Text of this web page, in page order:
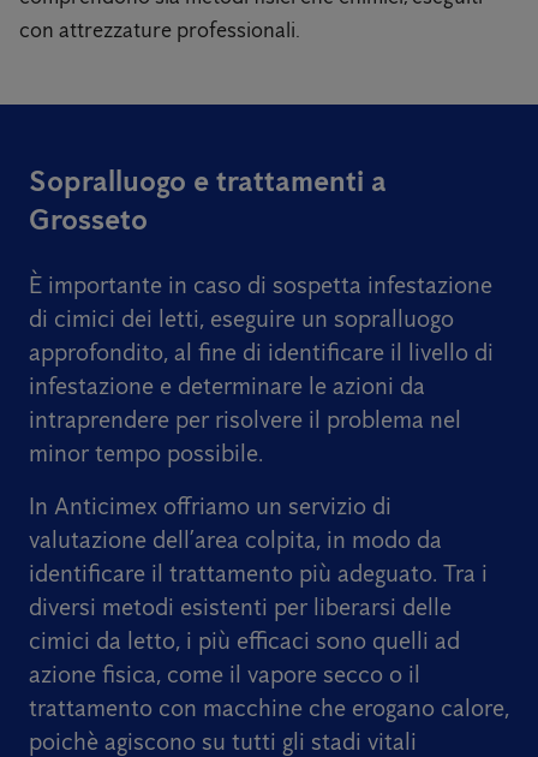
con attrezzature professionali.
Sopralluogo e trattamenti a
Grosseto
È importante in caso di sospetta infestazione
di cimici dei letti, eseguire un sopralluogo
approfondito, al fine di identificare il livello di
infestazione e determinare le azioni da
intraprendere per risolvere il problema nel
minor tempo possibile.
In Anticimex offriamo un servizio di
valutazione dell’area colpita, in modo da
identificare il trattamento più adeguato. Tra i
diversi metodi esistenti per liberarsi delle
cimici da letto, i più efficaci sono quelli ad
azione fisica, come il vapore secco o il
trattamento con macchine che erogano calore,
poichè agiscono su tutti gli stadi vitali